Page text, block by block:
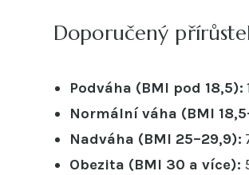
Doporučený
Podváha (BMI pod 18,5):
Normální váha (BMI
Nadváha (BMI 25–29,9):
Obezita (BMI 30 a více):